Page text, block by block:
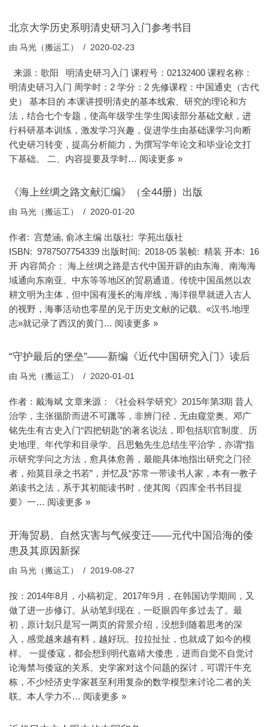
北京大学历史系明清史研习入门参考书目
由 马光（搬运工） 2020-02-23
来源：歌阳 明清史研习入门 课程号：02132400 课程名称：
明清史研习入门 周学时：2 学分：2 先修课程：中国通史（古代
史） 基本目的 本课讲授明清史的基本线索、研究的理论和方
法，结合七个专题，使高年级学生学生阅读部分基础文献，进
行科研基本训练，激发学习兴趣，促进学生由基础课学习向断
代史研习转变，提高分析能力，为撰写学年论文和毕业论文打
下基础。 二、内容提要及学时… 阅读更多 »
《海上丝绸之路文献汇编》（全44册）出版
由 马光（搬运工） 2020-01-20
作者: 宫楚涵, 俞冰主编 出版社: 学苑出版社
ISBN: 9787507754339 出版时间: 2018-05 装帧: 精装 开本: 16
开 内容简介： 海上丝绸之路是古代中国开辟的由东海、南海海
域通向东南亚、中东等等地区的贸易通道。传统中国虽然以农
耕文明为主体，但中国有漫长的海岸线，海洋很早就进入古人
的视野，海事活动也零星的见于历史文献的记载。«汉书.地理
志»就记录了西汉的黄门… 阅读更多 »
“守护最后的堡垒”——新编《近代中国研究入门》读后
由 马光（搬运工） 2020-01-01
作者：戴海斌 文章来源：《社会科学研究》2015年第3期 昔人
治学，主张循阶而进不可躐等，非辨门径，无由窥堂奥。邓广
铭先生有古史入门“四把钥匙”的著名说法，即包括职官制度、历
史地理、年代学和目录学。吕思勉先生总结生平治学，亦谓“指
示研究学问之方法，愈具体愈善，最能具体地指出研究之门径
者，殆莫目录之书若”，并忆及“苏常一带读书人家，本有一教子
弟读书之法，系于其初能读书时，使其阅《四库全书书目提
要》一… 阅读更多 »
开海贸易、自然灾害与气候变迁——元代中国沿海的倭
患及其原因新探
由 马光（搬运工） 2019-08-27
按：2014年8月，小稿初定。2017年9月，在韩国访学期间，又
做了进一步修订。从动笔到现在，一眨眼四年多过去了。最
初，原计划只是写一两页的背景介绍，没想到随着思考的深
入，感觉越来越有料，越好玩。拉拉扯扯，也就成了如今的模
样。 一提倭寇，都会想到明代嘉靖大倭患，进而自觉不自觉讨
论海禁与倭寇的关系。史学家对这个问题的探讨，可谓汗牛充
栋，不少经济史学家甚至利用复杂的数学模型来讨论二者的关
联。本人学力不… 阅读更多 »